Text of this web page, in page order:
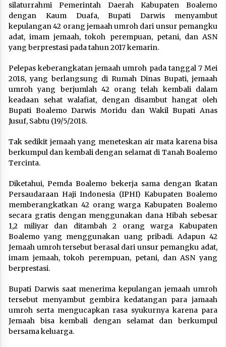
silaturrahmi Pemerintah Daerah Kabupaten Boalemo
dengan Kaum Duafa, Bupati Darwis menyambut
kepulangan 42 orang jemaah umroh dari unsur pemangku
adat, imam jemaah, tokoh perempuan, petani, dan ASN
yang berprestasi pada tahun 2017 kemarin.
Pelepas keberangkatan jemaah umroh pada tanggal 7 Mei
2018, yang berlangsung di Rumah Dinas Bupati, jemaah
umroh yang berjumlah 42 orang telah kembali dalam
keadaan sehat walafiat, dengan disambut hangat oleh
Bupati Boalemo Darwis Moridu dan Wakil Bupati Anas
Jusuf, Sabtu (19/5/2018.
Tak sedikit jemaah yang meneteskan air mata karena bisa
berkumpul dan kembali dengan selamat di Tanah Boalemo
Tercinta.
Diketahui, Pemda Boalemo bekerja sama dengan Ikatan
Persaudaraan Haji Indonesia (IPHI) Kabupaten Boalemo
memberangkatkan 42 orang warga Kabupaten Boalemo
secara gratis dengan menggunakan dana Hibah sebesar
1,2 miliyar dan ditambah 2 orang warga Kabupaten
Boalemo yang menggunakan uang pribadi. Adapun 42
Jemaah umroh tersebut berasal dari unsur pemangku adat,
imam jemaah, tokoh perempuan, petani, dan ASN yang
berprestasi.
Bupati Darwis saat menerima kepulangan jemaah umroh
tersebut menyambut gembira kedatangan para jamaah
umroh serta mengucapkan rasa syukurnya karena para
Jemaah bisa kembali dengan selamat dan berkumpul
bersama keluarga.